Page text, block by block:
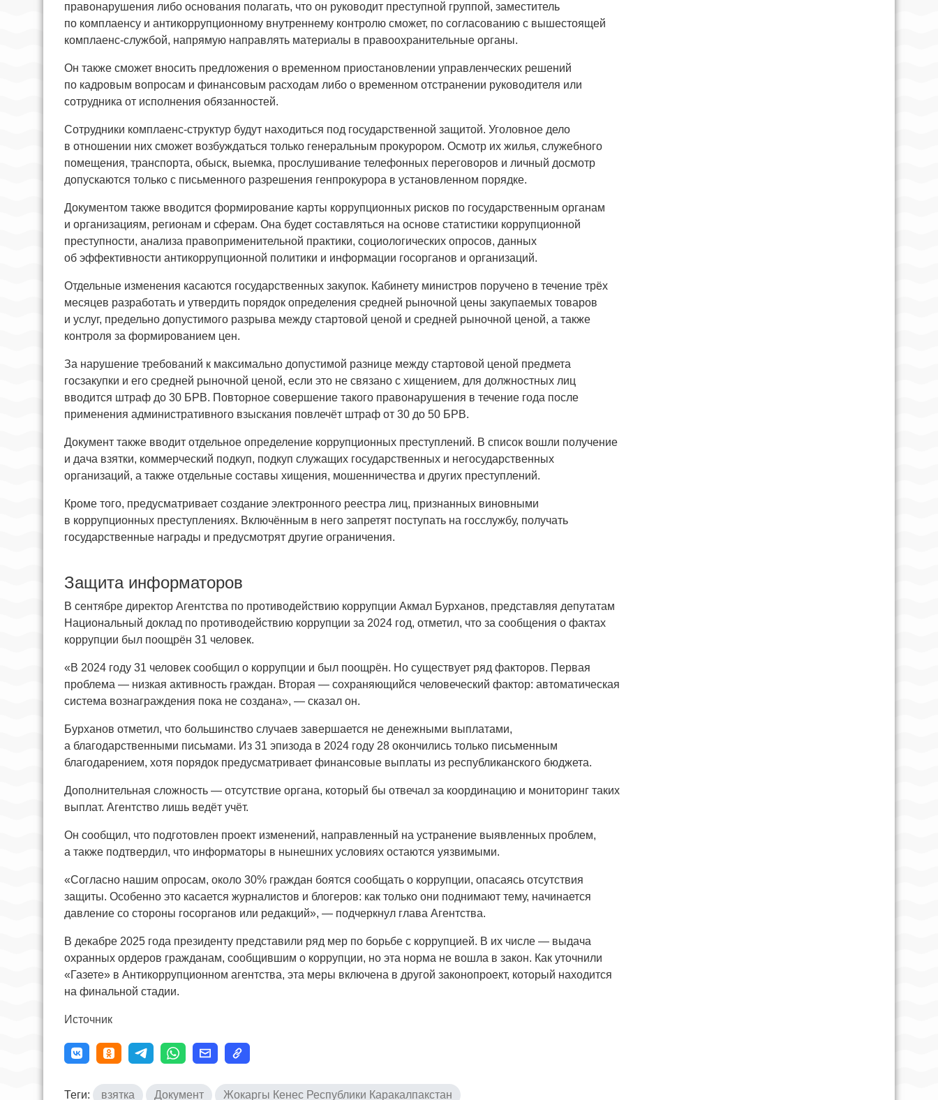
правонарушения либо основания полагать, что он руководит преступной группой, заместитель
по комплаенсу и антикоррупционному внутреннему контролю сможет, по согласованию с вышестоящей
комплаенс-службой, напрямую направлять материалы в правоохранительные органы.
Он также сможет вносить предложения о временном приостановлении управленческих решений
по кадровым вопросам и финансовым расходам либо о временном отстранении руководителя или
сотрудника от исполнения обязанностей.
Сотрудники комплаенс-структур будут находиться под государственной защитой. Уголовное дело
в отношении них сможет возбуждаться только генеральным прокурором. Осмотр их жилья, служебного
помещения, транспорта, обыск, выемка, прослушивание телефонных переговоров и личный досмотр
допускаются только с письменного разрешения генпрокурора в установленном порядке.
Документом также вводится формирование карты коррупционных рисков по государственным органам
и организациям, регионам и сферам. Она будет составляться на основе статистики коррупционной
преступности, анализа правоприменительной практики, социологических опросов, данных
об эффективности антикоррупционной политики и информации госорганов и организаций.
Отдельные изменения касаются государственных закупок. Кабинету министров поручено в течение трёх
месяцев разработать и утвердить порядок определения средней рыночной цены закупаемых товаров
и услуг, предельно допустимого разрыва между стартовой ценой и средней рыночной ценой, а также
контроля за формированием цен.
За нарушение требований к максимально допустимой разнице между стартовой ценой предмета
госзакупки и его средней рыночной ценой, если это не связано с хищением, для должностных лиц
вводится штраф до 30 БРВ. Повторное совершение такого правонарушения в течение года после
применения административного взыскания повлечёт штраф от 30 до 50 БРВ.
Документ также вводит отдельное определение коррупционных преступлений. В список вошли получение
и дача взятки, коммерческий подкуп, подкуп служащих государственных и негосударственных
организаций, а также отдельные составы хищения, мошенничества и других преступлений.
Кроме того, предусматривает создание электронного реестра лиц, признанных виновными
в коррупционных преступлениях. Включённым в него запретят поступать на госслужбу, получать
государственные награды и предусмотрят другие ограничения.
Защита информаторов
В сентябре директор Агентства по противодействию коррупции Акмал Бурханов, представляя депутатам
Национальный доклад по противодействию коррупции за 2024 год, отметил, что за сообщения о фактах
коррупции был поощрён 31 человек.
«В 2024 году 31 человек сообщил о коррупции и был поощрён. Но существует ряд факторов. Первая
проблема — низкая активность граждан. Вторая — сохраняющийся человеческий фактор: автоматическая
система вознаграждения пока не создана», — сказал он.
Бурханов отметил, что большинство случаев завершается не денежными выплатами,
а благодарственными письмами. Из 31 эпизода в 2024 году 28 окончились только письменным
благодарением, хотя порядок предусматривает финансовые выплаты из республиканского бюджета.
Дополнительная сложность — отсутствие органа, который бы отвечал за координацию и мониторинг таких
выплат. Агентство лишь ведёт учёт.
Он сообщил, что подготовлен проект изменений, направленный на устранение выявленных проблем,
а также подтвердил, что информаторы в нынешних условиях остаются уязвимыми.
«Согласно нашим опросам, около 30% граждан боятся сообщать о коррупции, опасаясь отсутствия
защиты. Особенно это касается журналистов и блогеров: как только они поднимают тему, начинается
давление со стороны госорганов или редакций», — подчеркнул глава Агентства.
В декабре 2025 года президенту представили ряд мер по борьбе с коррупцией. В их числе — выдача
охранных ордеров гражданам, сообщившим о коррупции, но эта норма не вошла в закон. Как уточнили
«Газете» в Антикоррупционном агентства, эта меры включена в другой законопроект, который находится
на финальной стадии.
Источник
Теги: взятка Документ Жокаргы Кенес Республики Каракалпакстан